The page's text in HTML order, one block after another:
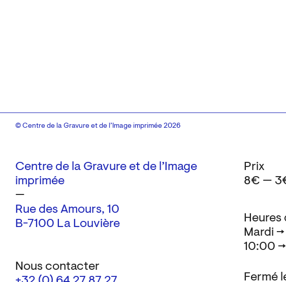
Centre de la Gravure et de l’Image
imprimée
—
Rue des Amours, 10
B-7100 La Louvière
Nous contacter
Heures
Mardi
10:00
Fermé
Prix
8€ —
© Centre de la Gravure et de l’Image imprimée 2026